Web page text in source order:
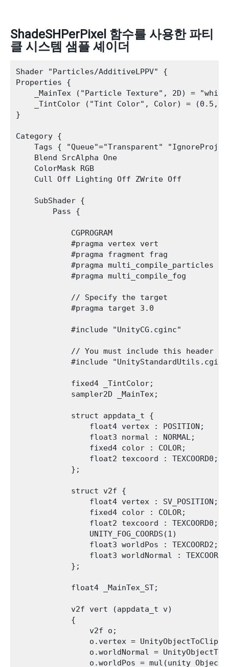
ShadeSHPerPixel 함수를 사용한 파티
클 시스템 샘플 셰이더
Shader "Particles/AdditiveLPPV" {
Properties {
_MainTex ("Particle Texture", 2D) =
_TintColor ("Tint Color", Color) =
}
Category {
Tags { "Queue"="Transparent"
    Blend SrcAlpha One
    ColorMask RGB
    Cull Off Lighting Off ZWrite Off
    SubShader {
        Pass {
            CGPROGRAM
            #pragma vertex vert
            #pragma fragment frag
            #pragma multi_compile_particles
            #pragma multi_compile_fog
            // Specify the target
            #pragma target 3.0
            #include "UnityCG.cginc"
// You must include this header
#include
            fixed4 _TintColor;
            sampler2D _MainTex;
            struct appdata_t {
                float4 vertex : POSITION;
                float3 normal : NORMAL;
                fixed4 color : COLOR;
float2 texcoord :
            };
            struct v2f {
                float4 vertex : SV_POSITION;
                fixed4 color : COLOR;
                float2 texcoord : TEXCOORD0;
                UNITY_FOG_COORDS(1)
                float3 worldPos : TEXCOORD2;
float3 worldNormal :
            };
            float4 _MainTex_ST;
            v2f vert (appdata_t v)
            {
                v2f o;
o.vertex =
o.worldNormal =
o.worldPos =